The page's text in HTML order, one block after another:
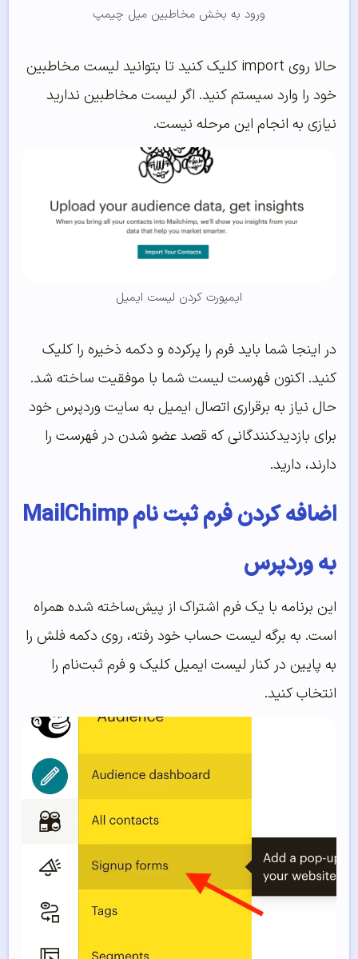
ورود به بخش مخاطبین میل چیمپ
حالا روی import کلیک کنید تا بتوانید لیست مخاطبین
خود را وارد سیستم کنید. اگر لیست مخاطبین ندارید
نیازی به انجام این مرحله نیست.
ایمپورت کردن لیست ایمیل
در اینجا شما باید فرم را پرکرده و دکمه ذخیره را کلیک
کنید. اکنون فهرست لیست شما با موفقیت ساخته شد.
حال نیاز به برقراری اتصال ایمیل به سایت وردپرس خود
برای بازدیدکنندگانی که قصد عضو شدن در فهرست را
دارند، دارید.
اضافه کردن فرم ثبت نام MailChimp
به وردپرس
این برنامه با یک فرم اشتراک از پیش‌ساخته شده همراه
است. به برگه لیست حساب خود رفته، روی دکمه فلش را
به پایین در کنار لیست ایمیل کلیک و فرم ثبت‌نام را
انتخاب کنید.